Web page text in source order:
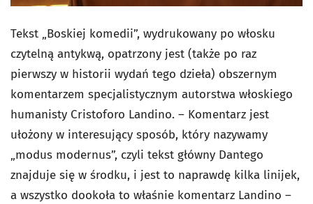
Tekst „Boskiej komedii”, wydrukowany po włosku
czytelną antykwą, opatrzony jest (także po raz
pierwszy w historii wydań tego dzieła) obszernym
komentarzem specjalistycznym autorstwa włoskiego
humanisty Cristoforo Landino. – Komentarz jest
ułożony w interesujący sposób, który nazywamy
„modus modernus”, czyli tekst główny Dantego
znajduje się w środku, i jest to naprawdę kilka linijek,
a wszystko dookoła to właśnie komentarz Landino –